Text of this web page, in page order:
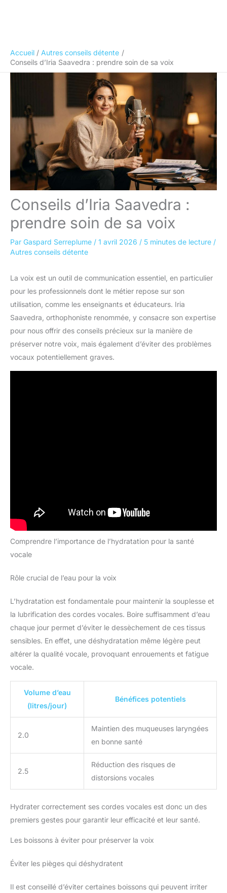
Accueil
Autres conseils détente
Conseils d’Iria Saavedra : prendre soin de sa voix
Conseils d’Iria Saavedra :
prendre soin de sa voix
Par Gaspard Serreplume / 1 avril 2026 / 5 minutes de lecture /
Autres conseils détente
La voix est un outil de communication essentiel, en particulier
pour les professionnels dont le métier repose sur son
utilisation, comme les enseignants et éducateurs. Iria
Saavedra, orthophoniste renommée, y consacre son expertise
pour nous offrir des conseils précieux sur la manière de
préserver notre voix, mais également d’éviter des problèmes
vocaux potentiellement graves.
Comprendre l’importance de l’hydratation pour la santé
vocale
Rôle crucial de l’eau pour la voix
L’hydratation est fondamentale pour maintenir la souplesse et
la lubrification des cordes vocales. Boire suffisamment d’eau
chaque jour permet d’éviter le dessèchement de ces tissus
sensibles. En effet, une déshydratation même légère peut
altérer la qualité vocale, provoquant enrouements et fatigue
vocale.
Volume d’eau
(litres/jour)
Bénéfices potentiels
2.0
Maintien des muqueuses laryngées
en bonne santé
2.5
Réduction des risques de
distorsions vocales
Hydrater correctement ses cordes vocales est donc un des
premiers gestes pour garantir leur efficacité et leur santé.
Les boissons à éviter pour préserver la voix
Éviter les pièges qui déshydratent
Il est conseillé d’éviter certaines boissons qui peuvent irriter